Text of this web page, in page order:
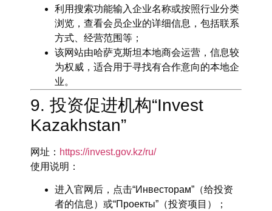
利用搜索功能输入企业名称或按照行业分类
浏览，查看会员企业的详细信息，包括联系
方式、经营范围等；
该网站由哈萨克斯坦本地商会运营，信息较
为权威，适合用于寻找有合作意向的本地企
业。
9. 投资促进机构“Invest
Kazakhstan”
网址 ： https://invest.gov.kz/ru/
使用说明 ：
进入官网后，点击“Инвесторам”（给投资
者的信息）或“Проекты”（投资项目）；